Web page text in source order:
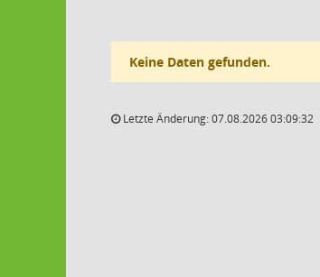
Keine Daten gefunden.
Letzte Änderung: 07.08.2026 03:09:32